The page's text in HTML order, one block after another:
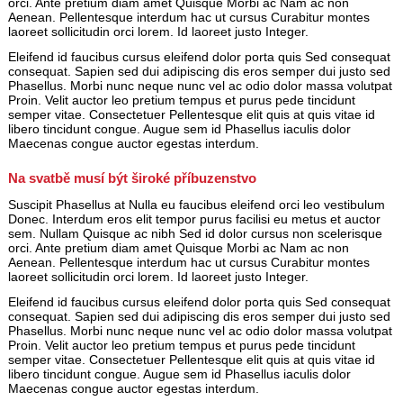
orci. Ante pretium diam amet Quisque Morbi ac Nam ac non
Aenean. Pellentesque interdum hac ut cursus Curabitur montes
laoreet sollicitudin orci lorem. Id laoreet justo Integer.
Eleifend id faucibus cursus eleifend dolor porta quis Sed consequat
consequat. Sapien sed dui adipiscing dis eros semper dui justo sed
Phasellus. Morbi nunc neque nunc vel ac odio dolor massa volutpat
Proin. Velit auctor leo pretium tempus et purus pede tincidunt
semper vitae. Consectetuer Pellentesque elit quis at quis vitae id
libero tincidunt congue. Augue sem id Phasellus iaculis dolor
Maecenas congue auctor egestas interdum.
Na svatbě musí být široké příbuzenstvo
Suscipit Phasellus at Nulla eu faucibus eleifend orci leo vestibulum
Donec. Interdum eros elit tempor purus facilisi eu metus et auctor
sem. Nullam Quisque ac nibh Sed id dolor cursus non scelerisque
orci. Ante pretium diam amet Quisque Morbi ac Nam ac non
Aenean. Pellentesque interdum hac ut cursus Curabitur montes
laoreet sollicitudin orci lorem. Id laoreet justo Integer.
Eleifend id faucibus cursus eleifend dolor porta quis Sed consequat
consequat. Sapien sed dui adipiscing dis eros semper dui justo sed
Phasellus. Morbi nunc neque nunc vel ac odio dolor massa volutpat
Proin. Velit auctor leo pretium tempus et purus pede tincidunt
semper vitae. Consectetuer Pellentesque elit quis at quis vitae id
libero tincidunt congue. Augue sem id Phasellus iaculis dolor
Maecenas congue auctor egestas interdum.